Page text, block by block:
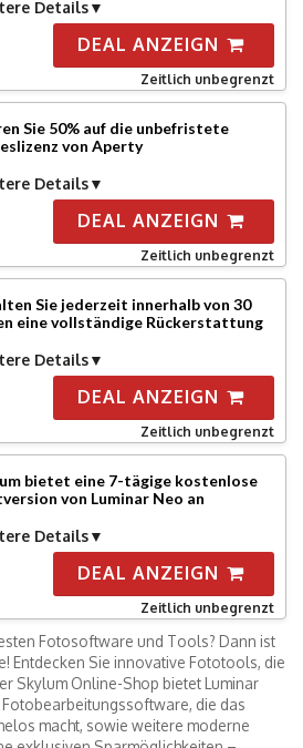
Details
DEAL ANZEIGN
Zeitlich unbegrenzt
Sie 50% auf die unbefristete
von Aperty
Details
DEAL ANZEIGN
Zeitlich unbegrenzt
Sie jederzeit innerhalb von 30
eine vollständige Rückerstattung
Details
DEAL ANZEIGN
Zeitlich unbegrenzt
bietet eine 7-tägige kostenlose
von Luminar Neo an
Details
DEAL ANZEIGN
Zeitlich unbegrenzt
Fotosoftware und Tools? Dann ist
Entdecken Sie innovative Fototools, die
Skylum Online-Shop bietet Luminar
die das
macht, sowie weitere moderne